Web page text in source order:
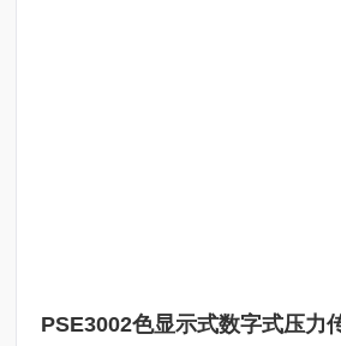
PSE3002色显示式数字式压力